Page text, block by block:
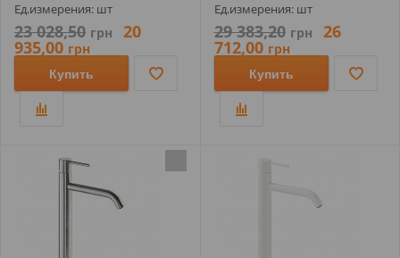
Ед.измерения: шт
23 028,50 грн 20
935,00 грн
Купить
Ед.измерения: шт
29 383,20 грн 26
712,00 грн
Купить